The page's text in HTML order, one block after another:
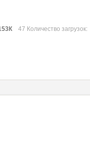
47 Количество загрузок: